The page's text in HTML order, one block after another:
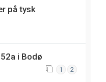
på tysk
i Bodø
1 2